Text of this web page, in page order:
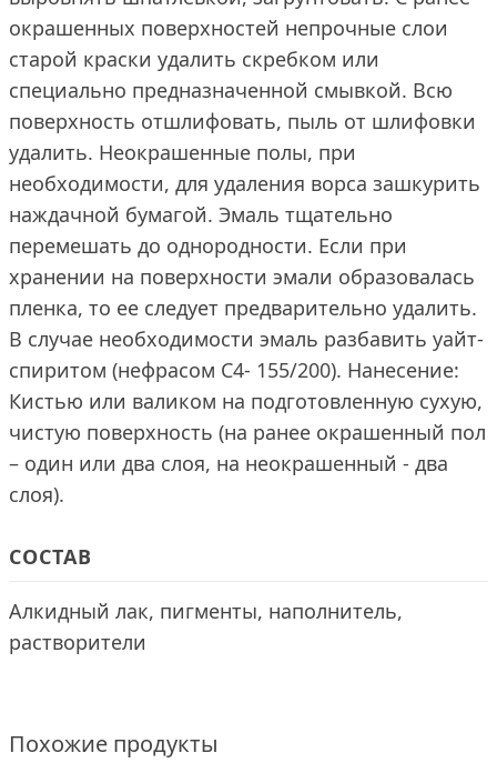
окрашенных поверхностей непрочные слои
старой краски удалить скребком или
специально предназначенной смывкой. Всю
поверхность отшлифовать, пыль от шлифовки
удалить. Неокрашенные полы, при
необходимости, для удаления ворса зашкурить
наждачной бумагой. Эмаль тщательно
перемешать до однородности. Если при
хранении на поверхности эмали образовалась
пленка, то ее следует предварительно удалить.
В случае необходимости эмаль разбавить уайт-
спиритом (нефрасом С4- 155/200). Нанесение:
Кистью или валиком на подготовленную сухую,
чистую поверхность (на ранее окрашенный пол
– один или два слоя, на неокрашенный - два
слоя).
СОСТАВ
Алкидный лак, пигменты, наполнитель,
растворители
Похожие продукты